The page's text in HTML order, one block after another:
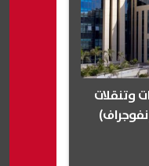
وتنقلات